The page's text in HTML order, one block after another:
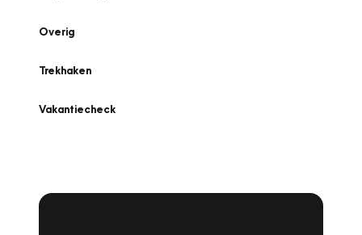
Overig
Trekhaken
Vakantiecheck